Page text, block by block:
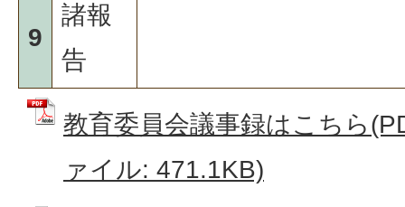
9
諸報
告
教育委員会議事録はこちら
ァイル: 471.1KB)